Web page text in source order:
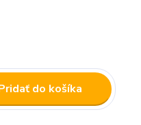
do košíka